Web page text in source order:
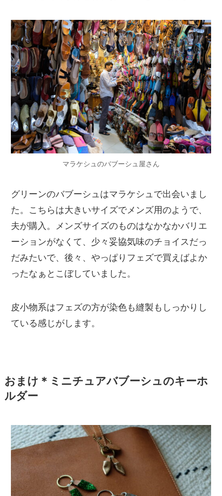
マラケシュのバブーシュ屋さん
グリーンのバブーシュはマラケシュで出会いまし
た。こちらは大きいサイズでメンズ用のようで、
夫が購入。メンズサイズのものはなかなかバリエ
ーションがなくて、少々妥協気味のチョイスだっ
だみたいで、後々、やっぱりフェズで買えばよか
ったなぁとこぼしていました。
皮小物系はフェズの方が染色も縫製もしっかりし
ている感じがします。
おまけ＊ミニチュアバブーシュのキーホ
ルダー